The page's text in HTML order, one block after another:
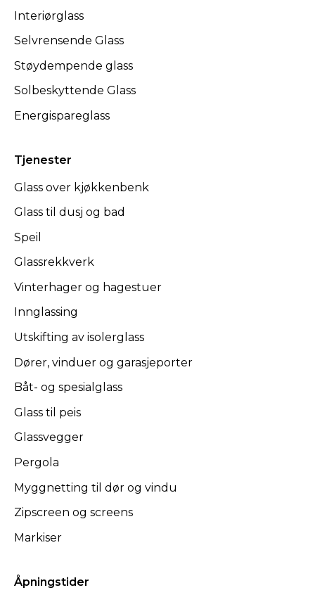
Interiørglass
Selvrensende Glass
Støydempende glass
Solbeskyttende Glass
Energispareglass
Tjenester
Glass over kjøkkenbenk
Glass til dusj og bad
Speil
Glassrekkverk
Vinterhager og hagestuer
Innglassing
Utskifting av isolerglass
Dører, vinduer og garasjeporter
Båt- og spesialglass
Glass til peis
Glassvegger
Pergola
Myggnetting til dør og vindu
Zipscreen og screens
Markiser
Åpningstider